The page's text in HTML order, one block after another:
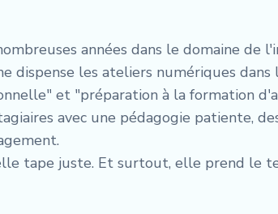
années dans le domaine de
dispense les ateliers numériques dans
et "préparation à la formation
avec une pédagogie patiente,
tape juste. Et surtout, elle prend le